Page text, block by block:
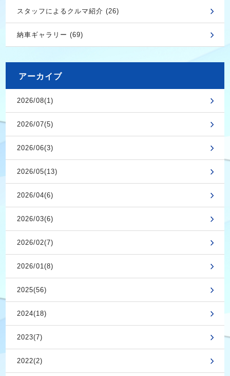
スタッフによるクルマ紹介 (26)
納車ギャラリー (69)
アーカイブ
2026/08(1)
2026/07(5)
2026/06(3)
2026/05(13)
2026/04(6)
2026/03(6)
2026/02(7)
2026/01(8)
2025(56)
2024(18)
2023(7)
2022(2)